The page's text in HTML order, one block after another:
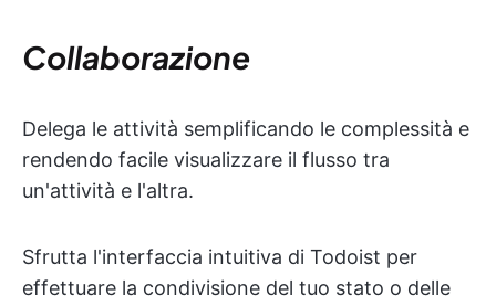
Collaborazione
Delega le attività semplificando le complessità e
rendendo facile visualizzare il flusso tra
un'attività e l'altra.
Sfrutta l'interfaccia intuitiva di Todoist per
effettuare la condivisione del tuo stato o delle